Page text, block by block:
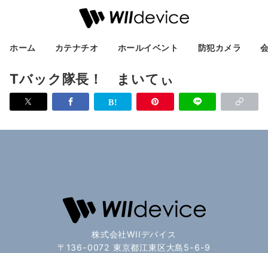
ホーム カテナチオ ホールイベント 防犯カメラ
Tバック隊長！ まいてぃ
株式会社WIIデバイス
〒136-0072 東京都江東区大島5-6-9